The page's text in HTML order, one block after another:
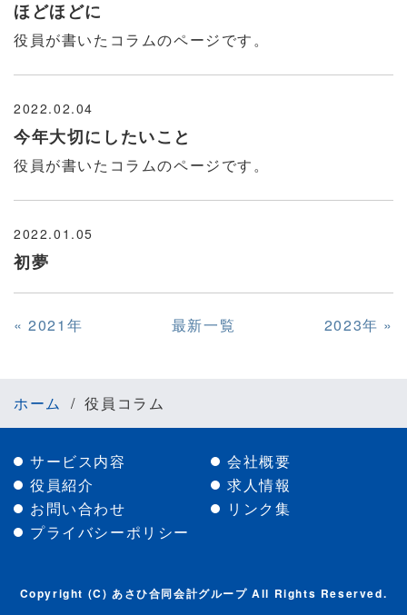
ほどほどに
役員が書いたコラムのページです。
2022.02.04
今年大切にしたいこと
役員が書いたコラムのページです。
2022.01.05
初夢
«2021年 最新一覧 2023年 »
ホーム 役員コラム
サービス内容
会社概要
役員紹介
求人情報
お問い合わせ
リンク集
プライバシーポリシー
Copyright (C) あさひ合同会計グループ All Rights Reserved.